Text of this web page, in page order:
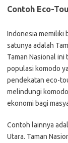
Contoh Eco-
Indonesia memiliki
satunya adalah
Taman Nasional
populasi komodo
pendekatan eco-
melindungi
ekonomi bagi
Contoh lainnya
Utara. Taman